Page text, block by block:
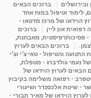
ובירושלים
ברוכים הבאים
לימוד וטיפול במוח אחד
הוידאו של מרכז מדטאו -
און ליין
ברוכים
- פסיכותרפיסטית, מאבחנת,
ברוכים הבאים לערוץ
התנועה והטיפול - טאי צ'י וצ'י
של נעמי גולדברג - מטפלת,
הבאים לערוץ הוידאו של
- רפואה משלימה בקיבוץ
- שיטת אלכסנדר ושיעורי
הוידאו של מאיר תבורי -